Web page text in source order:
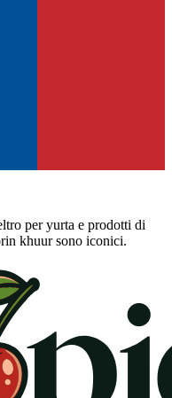
per yurta e prodotti di
khuur sono iconici.